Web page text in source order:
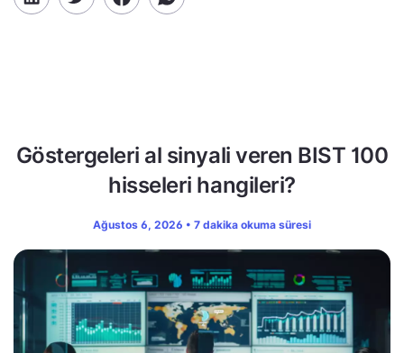
Göstergeleri al sinyali veren BIST 100
hisseleri hangileri?
Ağustos 6, 2026 • 7 dakika okuma süresi